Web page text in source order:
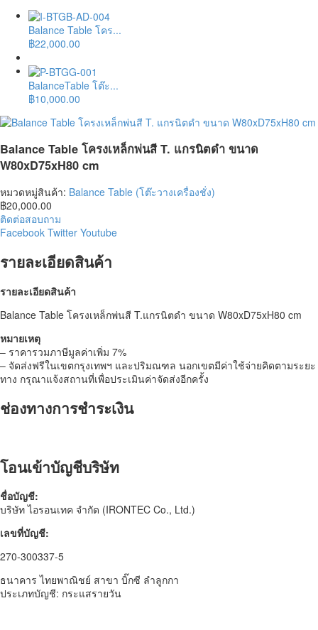
Balance Table โคร...
฿22,000.00
BalanceTable โต๊ะ...
฿10,000.00
Balance Table โครงเหล็กพ่นสี T. แกรนิตดำ ขนาด
W80xD75xH80 cm
หมวดหมู่สินค้า: Balance Table (โต๊ะวางเครื่องชั่ง)
฿20,000.00
ติดต่อสอบถาม
Facebook Twitter Youtube
รายละเอียดสินค้า
รายละเอียดสินค้า
Balance Table โครงเหล็กพ่นสี T.แกรนิตดำ ขนาด W80xD75xH80 cm
หมายเหตุ
– ราคารวมภาษีมูลค่าเพิ่ม 7%
– จัดส่งฟรีในเขตกรุงเทพฯ และปริมณฑล นอกเขตมีค่าใช้จ่ายคิดตามระยะ
ทาง กรุณาแจ้งสถานที่เพื่อประเมินค่าจัดส่งอีกครั้ง
ช่องทางการชำระเงิน
โอนเข้าบัญชีบริษัท
ชื่อบัญชี:
บริษัท ไอรอนเทค จำกัด (IRONTEC Co., Ltd.)
เลขที่บัญชี:
270-300337-5
ธนาคาร ไทยพาณิชย์ สาขา บิ๊กซี ลำลูกกา
ประเภทบัญชี: กระแสรายวัน